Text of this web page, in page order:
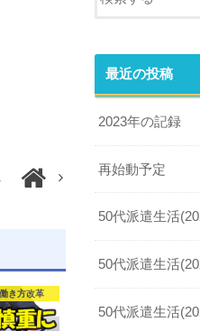
働き方改革
最近の投稿
2023年の記録
再始動予定
50代派遣生活
50代派遣生活
50代派遣生活